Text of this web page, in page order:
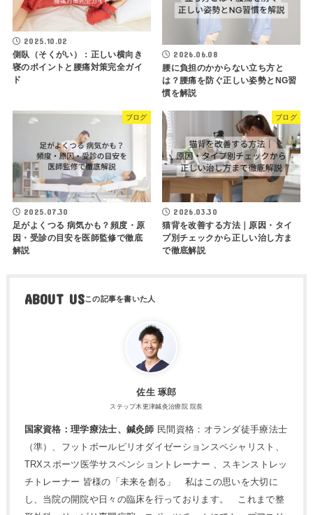
2025.10.02
側臥（そくがい）：正しい横向き
寝のポイントと腰痛対策完全ガイ
ド
2026.06.08
腰に負担のかからない立ち方と
は？腰痛を防ぐ正しい姿勢とNG習
慣を解説
ブログ
2025.07.30
足がよくつる 病気かも？頻度・原
因・受診の目安を医師監修で徹底
解説
ブログ
2026.03.30
猫背を改善する方法｜原因・タイ
プ別チェックから正しい治し方ま
で徹底解説
ABOUT US
佐生 琢郎
ステップ木更津鍼灸治療院 院長
国家資格：理学療法士、鍼灸師 民間資格：オランダ徒手療法士
（準）、フットボールピリオダイゼーションスペシャリスト、
TRXスポーツ医学サスペンショントレーナー 、スキンストレッ
チトレーナー 皆様の「未来を創る」 私はこの思いを大切に
し、当院の開院や日々の臨床を行っております。 これまで整